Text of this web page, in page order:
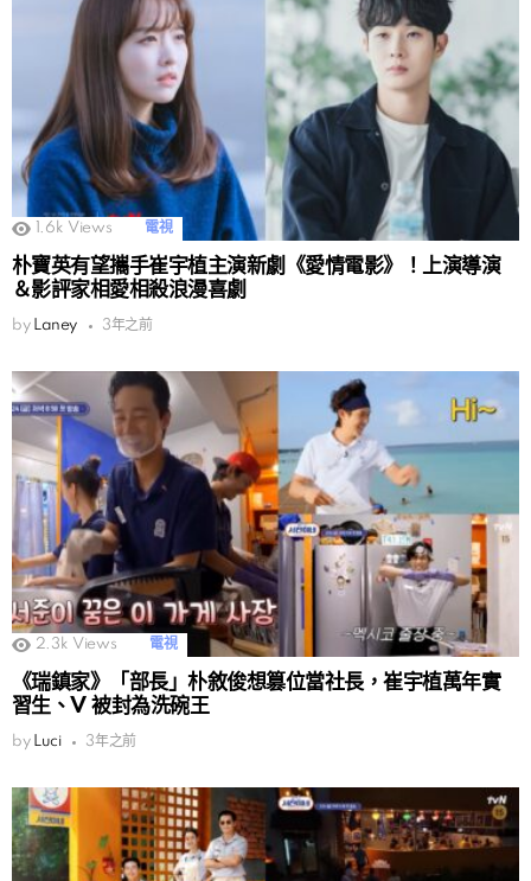
1.6k Views 電視
朴寶英有望攜手崔宇植主演新劇《愛情電影》！上演導演
＆影評家相愛相殺浪漫喜劇
by Laney 3年之前
2.3k Views 電視
《瑞鎮家》「部長」朴敘俊想篡位當社長，崔宇植萬年實
習生、V 被封為洗碗王
by Luci 3年之前